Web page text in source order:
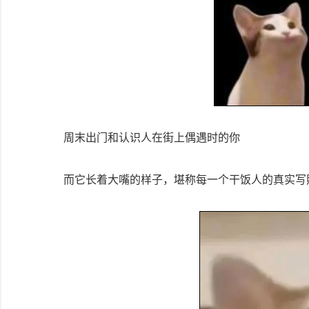
周末出门和认识人在街上偶遇时的你
而它长着大嘴的样子，堪称每一个干饭人的真实写